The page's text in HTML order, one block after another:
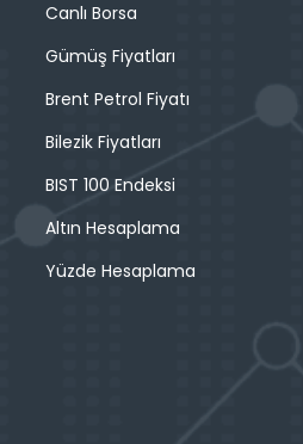
Canlı Borsa
Gümüş Fiyatları
Brent Petrol Fiyatı
Bilezik Fiyatları
BIST 100 Endeksi
Altın Hesaplama
Yüzde Hesaplama